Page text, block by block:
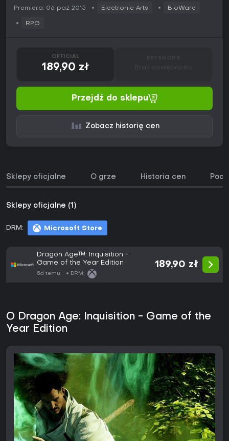
Premiera: 06 paź 2015 Electronic Arts BioWare
RPG
OFFICIAL
189,90 zł Brak dostępności
Przejdź do sklepu
Zobacz historię cen
Sklepy oficjalne O grze Historia cen
Sklepy oficjalne (1)
DRM: Microsoft Store
Dragon Age™: Inquisition -
Game of the Year Edition
5d temu DRM:
189,90 zł
O Dragon Age: Inquisition - Game of the
Year Edition